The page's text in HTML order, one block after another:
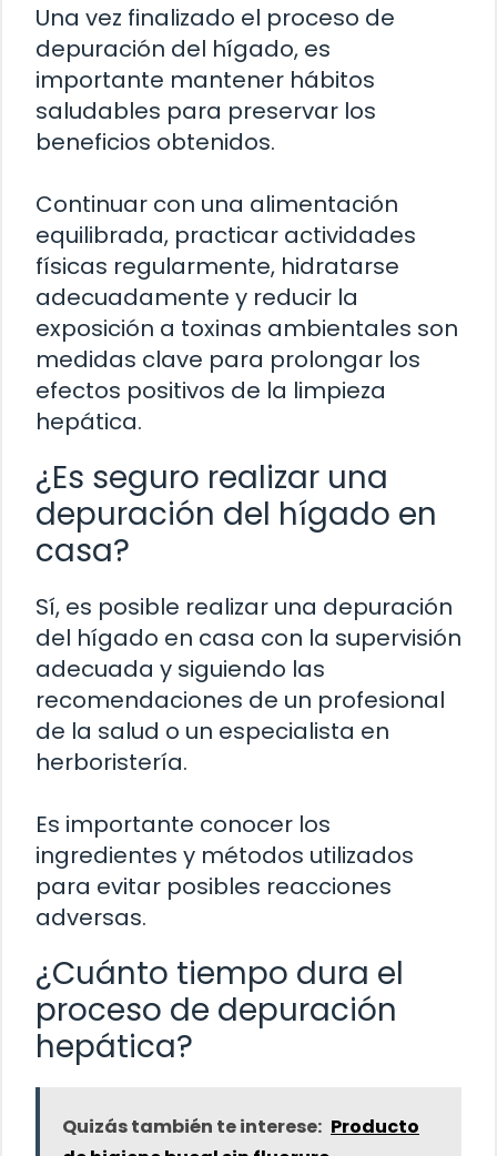
Una vez finalizado el proceso de
depuración del hígado, es
importante mantener hábitos
saludables para preservar los
beneficios obtenidos.
Continuar con una alimentación
equilibrada, practicar actividades
físicas regularmente, hidratarse
adecuadamente y reducir la
exposición a toxinas ambientales son
medidas clave para prolongar los
efectos positivos de la limpieza
hepática.
¿Es seguro realizar una
depuración del hígado en
casa?
Sí, es posible realizar una depuración
del hígado en casa con la supervisión
adecuada y siguiendo las
recomendaciones de un profesional
de la salud o un especialista en
herboristería.
Es importante conocer los
ingredientes y métodos utilizados
para evitar posibles reacciones
adversas.
¿Cuánto tiempo dura el
proceso de depuración
hepática?
Quizás también te interese: Producto